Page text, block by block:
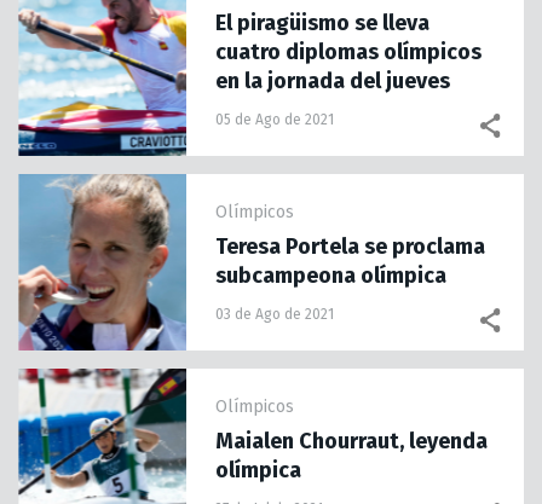
El piragüismo se lleva
cuatro diplomas olímpicos
en la jornada del jueves
05 de Ago de 2021
Olímpicos
Teresa Portela se proclama
subcampeona olímpica
03 de Ago de 2021
Olímpicos
Maialen Chourraut, leyenda
olímpica